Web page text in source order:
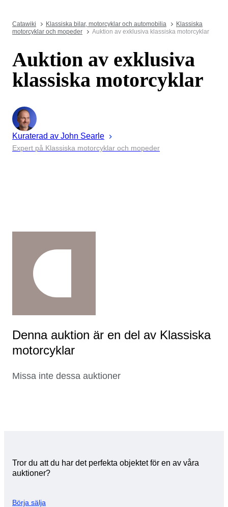
Catawiki Klassiska bilar, motorcyklar och automobilia
Klassiska
motorcyklar och mopeder
Auktion av exklusiva klassiska motorcyklar
Auktion av exklusiva
klassiska motorcyklar
Kuraterad av John Searle
Expert på Klassiska motorcyklar och mopeder
Denna auktion är en del av Klassiska
motorcyklar
Missa inte dessa auktioner
Tror du att du har det perfekta objektet för en av våra
auktioner?
Börja sälja